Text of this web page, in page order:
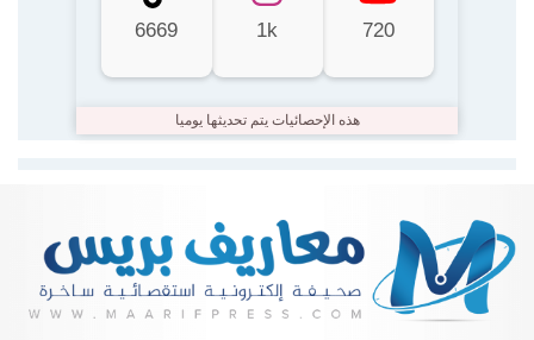
720
1k
6669
هذه الإحصائيات يتم تحديثها يوميا